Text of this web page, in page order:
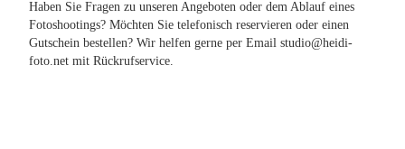
Haben Sie Fragen zu unseren Angeboten oder dem Ablauf eines
Fotoshootings? Möchten Sie telefonisch reservieren oder einen
Gutschein bestellen? Wir helfen gerne per Email studio@heidi-
foto.net mit Rückrufservice.